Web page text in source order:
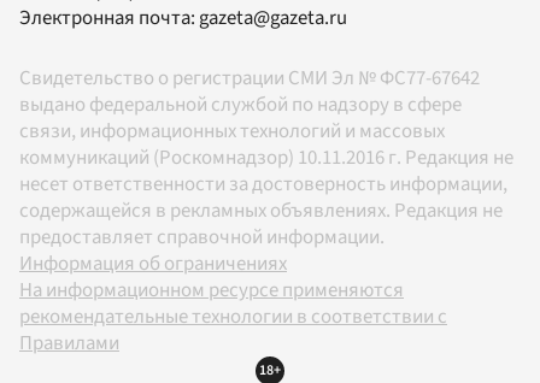
Электронная почта: gazeta@gazeta.ru
Свидетельство о регистрации СМИ Эл № ФС77-67642
выдано федеральной службой по надзору в сфере
связи, информационных технологий и массовых
коммуникаций (Роскомнадзор) 10.11.2016 г. Редакция не
несет ответственности за достоверность информации,
содержащейся в рекламных объявлениях. Редакция не
предоставляет справочной информации.
Информация об ограничениях
На информационном ресурсе применяются
рекомендательные технологии в соответствии с
Правилами
18+